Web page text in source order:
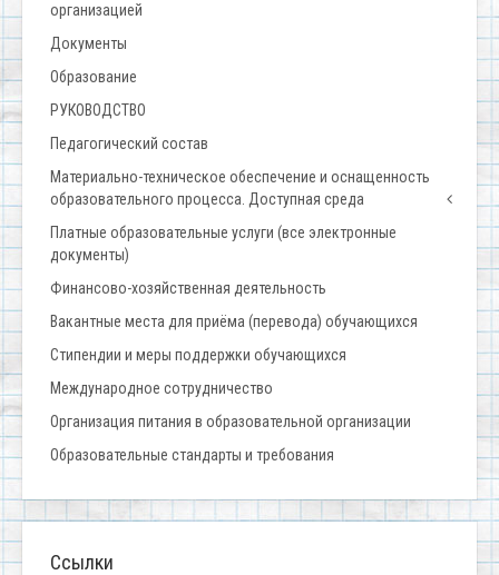
организацией
Документы
Образование
РУКОВОДСТВО
Педагогический состав
Материально-техническое обеспечение и оснащенность
образовательного процесса. Доступная среда
Платные образовательные услуги (все электронные
документы)
Финансово-хозяйственная деятельность
Вакантные места для приёма (перевода) обучающихся
Стипендии и меры поддержки обучающихся
Международное сотрудничество
Организация питания в образовательной организации
Образовательные стандарты и требования
Ссылки